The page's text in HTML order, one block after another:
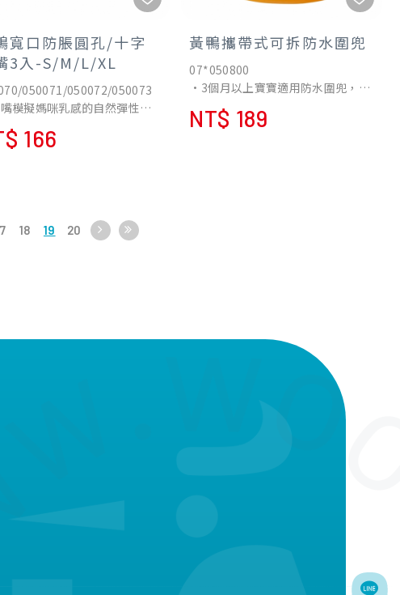
寬口防脹圓孔/十字
3入-S/M/L/XL
050071/050072/050073
模擬媽咪乳感的自然彈性與
，如同媽咪親餵般自然。
餵和瓶餵的轉換更順暢，減
順暢，減少寶寶脹氣。
過美國食品檢驗局F.D.A.檢驗
166
黃鴨攜帶式可拆防水圍兜
07*050800
•3個月以上寶寶適用防水圍兜，材
質柔軟，觸感舒適，溫柔地貼合寶
寶脖子。
NT$ 189
18 19 20